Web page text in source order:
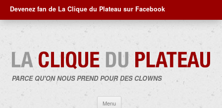
Devenez fan de La Clique du Plateau sur Facebook
PARCE QU'ON NOUS PREND POUR DES CLOWNS
Menu